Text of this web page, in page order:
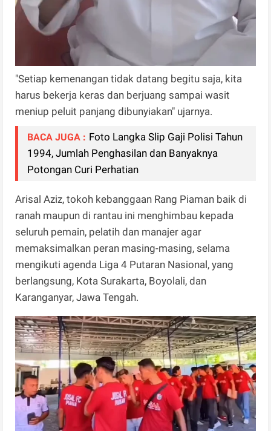
"Setiap kemenangan tidak datang begitu saja, kita
harus bekerja keras dan berjuang sampai wasit
meniup peluit panjang dibunyiakan" ujarnya.
BACA JUGA : Foto Langka Slip Gaji Polisi Tahun
1994, Jumlah Penghasilan dan Banyaknya
Potongan Curi Perhatian
Arisal Aziz, tokoh kebanggaan Rang Piaman baik di
ranah maupun di rantau ini menghimbau kepada
seluruh pemain, pelatih dan manajer agar
memaksimalkan peran masing-masing, selama
mengikuti agenda Liga 4 Putaran Nasional, yang
berlangsung, Kota Surakarta, Boyolali, dan
Karanganyar, Jawa Tengah.